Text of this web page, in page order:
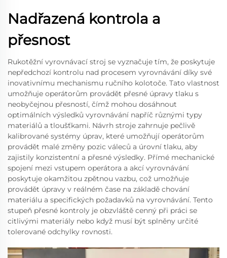
Nadřazená kontrola a
přesnost
Rukotěžní vyrovnávací stroj se vyznačuje tím, že poskytuje
nepředchozí kontrolu nad procesem vyrovnávání díky své
inovativnímu mechanismu ručního kolotoče. Tato vlastnost
umožňuje operátorům provádět přesné úpravy tlaku s
neobyčejnou přesností, čímž mohou dosáhnout
optimálních výsledků vyrovnávání napříč různými typy
materiálů a tloušťkami. Návrh stroje zahrnuje pečlivě
kalibrované systémy úprav, které umožňují operátorům
provádět malé změny pozic váleců a úrovní tlaku, aby
zajistily konzistentní a přesné výsledky. Přímé mechanické
spojení mezi vstupem operátora a akcí vyrovnávání
poskytuje okamžitou zpětnou vazbu, což umožňuje
provádět úpravy v reálném čase na základě chování
materiálu a specifických požadavků na vyrovnávání. Tento
stupeň přesné kontroly je obzvláště cenný při práci se
citlivými materiály nebo když musí být splněny určité
tolerované odchylky rovnosti.